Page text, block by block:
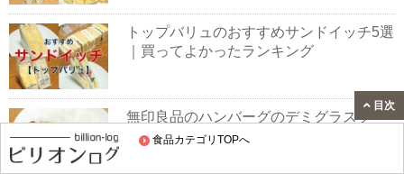
食品カテゴリTOPへ
トップバリュのおすすめサンドイッチ5選
｜買ってよかったランキング
無印良品のハンバーグのデミグラスソー
スカレーを実食レビュー！味・値段・特
目次